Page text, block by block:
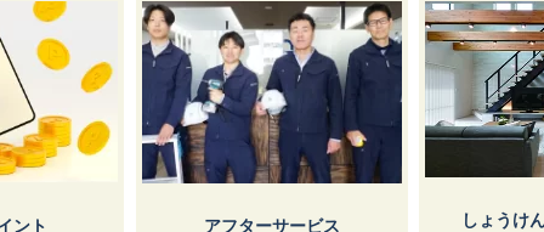
ント アフターサービス しょうけ